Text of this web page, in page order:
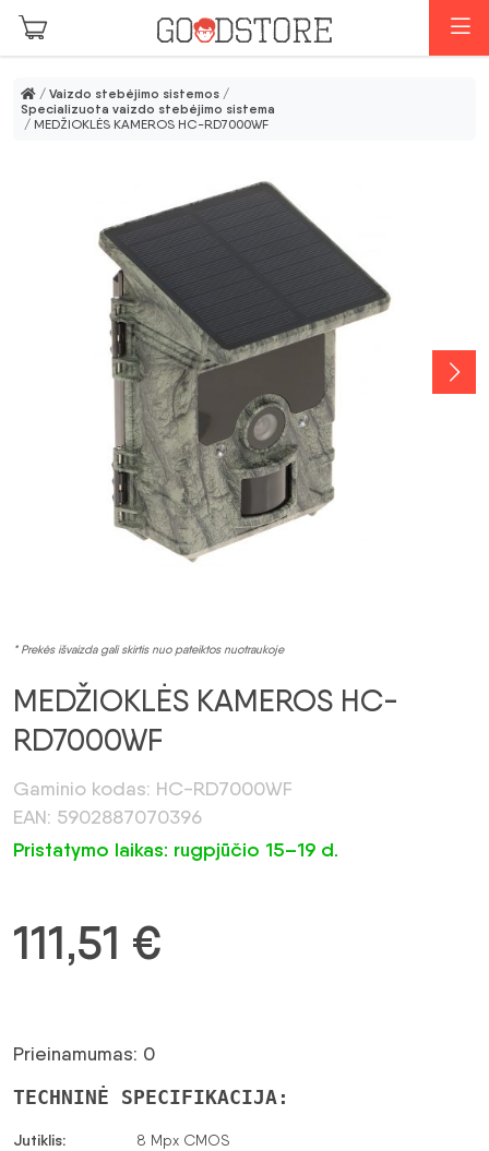
Pereiti prie pagrindinio turinio
/ Vaizdo stebėjimo sistemos /
Specializuota vaizdo stebėjimo sistema
/ MEDŽIOKLĖS KAMEROS HC-RD7000WF
* Prekės išvaizda gali skirtis nuo pateiktos nuotraukoje
MEDŽIOKLĖS KAMEROS HC-
RD7000WF
Gaminio kodas: HC-RD7000WF
EAN: 5902887070396
Pristatymo laikas: rugpjūčio 15–19 d.
111,51 €
Prieinamumas: 0
TECHNINĖ SPECIFIKACIJA:
Jutiklis: 8 Mpx CMOS